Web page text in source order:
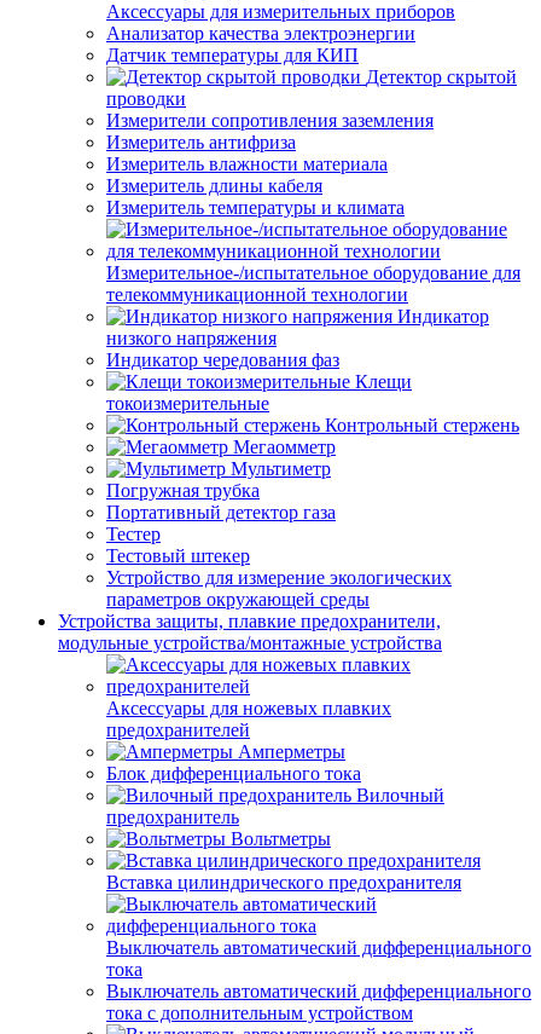
Аксессуары для измерительных приборов
Анализатор качества электроэнергии
Датчик температуры для КИП
Детектор скрытой
проводки
Измерители сопротивления заземления
Измеритель антифриза
Измеритель влажности материала
Измеритель длины кабеля
Измеритель температуры и климата
Измерительное-/испытательное оборудование для
телекоммуникационной технологии
Индикатор
низкого напряжения
Индикатор чередования фаз
Клещи
токоизмерительные
Контрольный стержень
Мегаомметр
Мультиметр
Погружная трубка
Портативный детектор газа
Тестер
Тестовый штекер
Устройство для измерение экологических
параметров окружающей среды
Устройства защиты, плавкие предохранители,
модульные устройства/монтажные устройства
Аксессуары для ножевых плавких
предохранителей
Амперметры
Блок дифференциального тока
Вилочный
предохранитель
Вольтметры
Вставка цилиндрического предохранителя
Выключатель автоматический дифференциального
тока
Выключатель автоматический дифференциального
тока с дополнительным устройством